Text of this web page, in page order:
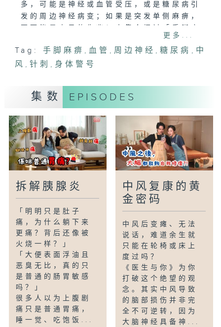
多，可能是神经或血管受压，或是糖尿病引
发的周边神经病变；如果是突发单侧麻痹，
痹」的成因、应对及舒缓方法，以及拆解一
些迷思，加强大众对身体警号的注意。
嘉宾：朱炎培医生(脑神经科专科)
更多...
Tag: 手脚麻痹 , 血管 , 周边神经 ,糖尿病 , 中
风 ,针刺 , 身体警号
集数 EPISODES
拆解胰腺炎
「明明只是肚子
痛，为什么躺下来
更痛？背后还像被
火烧一样？」
「大便表面浮油且
恶臭无比，真的只
是普通的肠胃敏感
吗？」
很多人以为上腹剧
痛只是普通胃痛，
睡一觉、吃饱饭...
中风复康的黄
金密码
中风后变瘫、无法
说话，难道余生就
只能在轮椅或床上
度过吗？
《医生与你》为你
打破这个绝望的观
念。其实中风导致
的脑部损伤并非完
全不可逆转，因为
大脑神经具备神...